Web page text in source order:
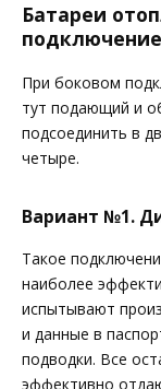
Батареи
При боковом
тут подающий и
подсоединить в
четыре.
Вариант №1.
Такое
наиболее
испытывают
и данные в
подводки. Все
эффективно